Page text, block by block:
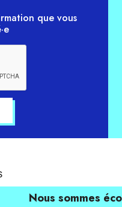
que vous
Nous sommes